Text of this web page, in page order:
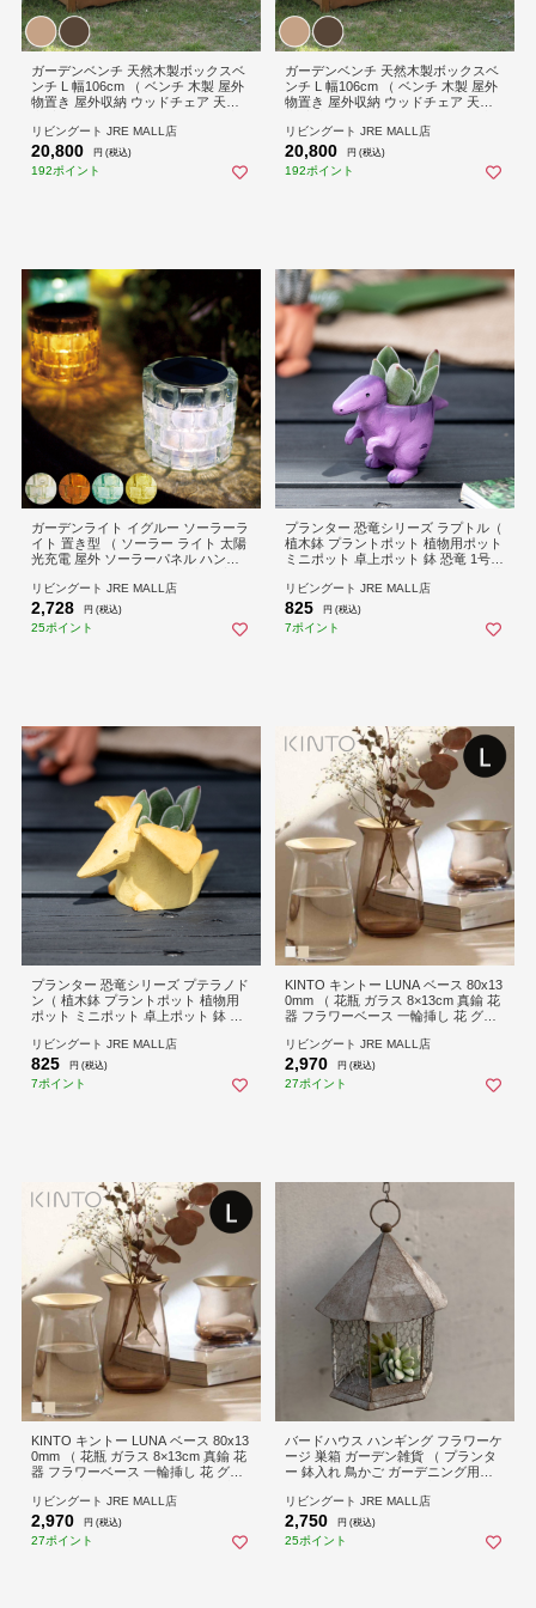
ガーデンベンチ 天然木製ボックスベ
ンチ L 幅106cm （ ベンチ 木製 屋外
物置き 屋外収納 ウッドチェア 天然
製ベンチ 屋外物置 木製物置 ベラン
ダ 庭 バルコニー 収納 ラック 椅子 長
椅子 ） 【ダークブラウン】
リビングート JRE MALL店
20,800 円 (税込)
192ポイント
ガーデンベンチ 天然木製ボックスベ
ンチ L 幅106cm （ ベンチ 木製 屋外
物置き 屋外収納 ウッドチェア 天然
製ベンチ 屋外物置 木製物置 ベラン
ダ 庭 バルコニー 収納 ラック 椅子 長
椅子 ） 【ライトブラウン】
リビングート JRE MALL店
20,800 円 (税込)
192ポイント
ガーデンライト イグルー ソーラーラ
イト 置き型 （ ソーラー ライト 太陽
光充電 屋外 ソーラーパネル ハンド
庭 灯 灯り 自動充電 夜間自動点灯 ）
【クリアブルー】
リビングート JRE MALL店
2,728 円 (税込)
25ポイント
プランター 恐竜シリーズ ラプトル（
植木鉢 プラントポット 植物用ポット
ミニポット 卓上ポット 鉢 恐竜 1号
植物 多肉植物 サボテン 園芸 直植え
小物入れ ハンコ インテリア おしゃ
れ ）
リビングート JRE MALL店
825 円 (税込)
7ポイント
プランター 恐竜シリーズ プテラノド
ン（ 植木鉢 プラントポット 植物用
ポット ミニポット 卓上ポット 鉢 恐
花 観葉植物 多肉植物 サボテン 園芸
直植え 小物入れ ハンコ インテリア
おしゃれ ）
リビングート JRE MALL店
825 円 (税込)
7ポイント
KINTO キントー LUNA ベース 80x13
0mm （ 花瓶 ガラス 8×13cm 真鍮 花
器 フラワーベース 一輪挿し 花 グリ
ェ ガラス製 飾る フラワーグラス 水
栽培 水耕栽培 根っこ セパレート お
しゃれ ） 【ブラウン】
リビングート JRE MALL店
2,970 円 (税込)
27ポイント
KINTO キントー LUNA ベース 80x13
0mm （ 花瓶 ガラス 8×13cm 真鍮 花
器 フラワーベース 一輪挿し 花 グリ
ェ ガラス製 飾る フラワーグラス 水
栽培 水耕栽培 根っこ セパレート お
しゃれ ） 【クリア】
リビングート JRE MALL店
2,970 円 (税込)
27ポイント
バードハウス ハンギング フラワーケ
ージ 巣箱 ガーデン雑貨 （ プランタ
ー 鉢入れ 鳥かご ガーデニング用品
植木鉢スタンド ハンキング スタンド
プランタースタンド 鳥カゴ デザイン
おしゃれ ）
リビングート JRE MALL店
2,750 円 (税込)
25ポイント